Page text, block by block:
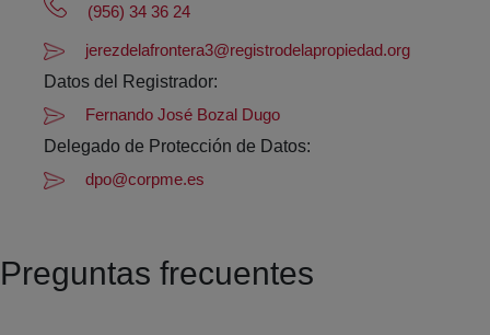
(956) 34 36 24
jerezdelafrontera3@registrodelapropiedad.org
Datos del Registrador:
Fernando José Bozal Dugo
Delegado de Protección de Datos:
dpo@corpme.es
Preguntas frecuentes